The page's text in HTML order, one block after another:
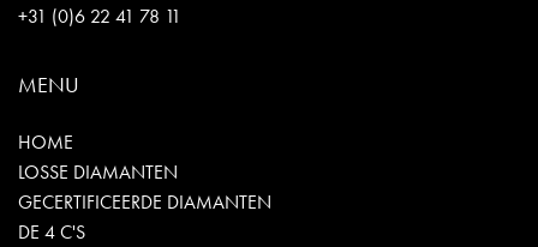
+31 (0)6 22 41 78 11
MENU
HOME
LOSSE DIAMANTEN
GECERTIFICEERDE DIAMANTEN
DE 4 C'S